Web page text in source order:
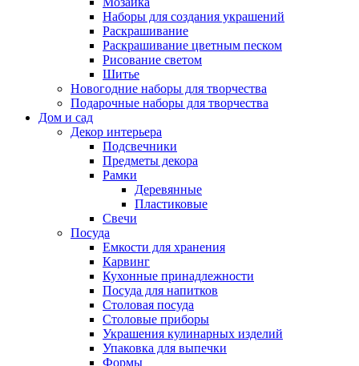
Наборы для создания украшений
Раскрашивание
Раскрашивание цветным песком
Рисование светом
Шитье
Новогодние наборы для творчества
Подарочные наборы для творчества
Дом и сад
Декор интерьера
Подсвечники
Предметы декора
Рамки
Деревянные
Пластиковые
Свечи
Посуда
Емкости для хранения
Карвинг
Кухонные принадлежности
Посуда для напитков
Столовая посуда
Столовые приборы
Украшения кулинарных изделий
Упаковка для выпечки
Формы